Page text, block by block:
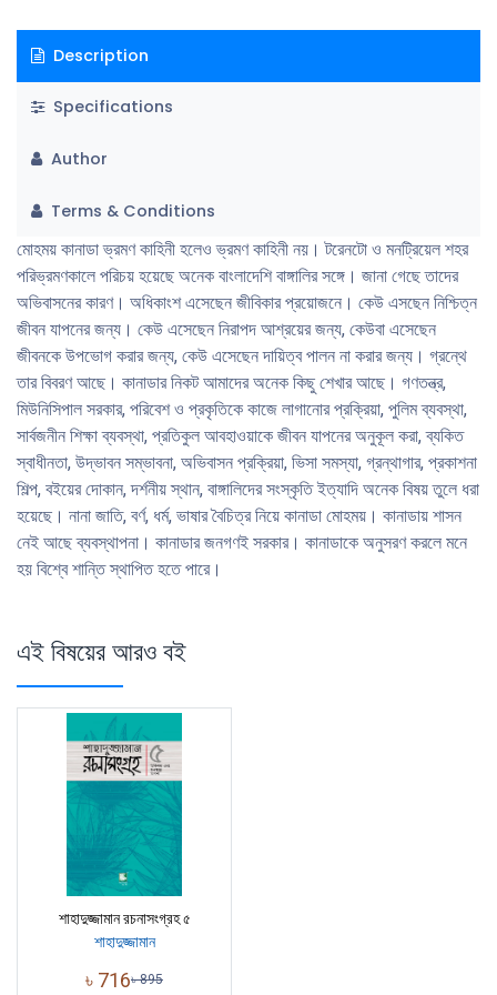
Description
Specifications
Author
Terms & Conditions
মোহময় কানাডা ভ্রমণ কাহিনী হলেও ভ্রমণ কাহিনী নয়। টরেনটো ও মনট্রিয়েল শহর
পরিভ্রমণকালে পরিচয় হয়েছে অনেক বাংলাদেশি বাঙ্গালির সঙ্গে। জানা গেছে তাদের
অভিবাসনের কারণ। অধিকাংশ এসেছেন জীবিকার প্রয়োজনে। কেউ এসছেন নিশ্চিত্ন
জীবন যাপনের জন্য। কেউ এসেছেন নিরাপদ আশ্রয়ের জন্য, কেউবা এসেছেন
জীবনকে উপভোগ করার জন্য, কেউ এসেছেন দায়িত্ব পালন না করার জন্য। গ্রন্থে
তার বিবরণ আছে। কানাডার নিকট আমাদের অনেক কিছু শেখার আছে। গণতন্ত্র,
মিউনিসিপাল সরকার, পরিবেশ ও প্রকৃতিকে কাজে লাগানোর প্রক্রিয়া, পুলিম ব্যবস্থা,
সার্বজনীন শিক্ষা ব্যবস্থা, প্রতিকুল আবহাওয়াকে জীবন যাপনের অনুকূল করা, ব্যকিত
স্বাধীনতা, উদ্ভাবন সম্ভাবনা, অভিবাসন প্রক্রিয়া, ভিসা সমস্যা, গ্রন্থাগার, প্রকাশনা
শিল্প, বইয়ের দোকান, দর্শনীয় স্থান, বাঙ্গালিদের সংস্কৃতি ইত্যাদি অনেক বিষয় তুলে ধরা
হয়েছে। নানা জাতি, বর্ণ, ধর্ম, ভাষার বৈচিত্র নিয়ে কানাডা মোহময়। কানাডায় শাসন
নেই আছে ব্যবস্থাপনা। কানাডার জনগণই সরকার। কানাডাকে অনুসরণ করলে মনে
হয় বিশ্বে শান্তি স্থাপিত হতে পারে।
এই বিষয়ের আরও বই
শাহাদুজ্জামান রচনাসংগ্রহ ৫
শাহাদুজ্জামান
৳ 716৳895